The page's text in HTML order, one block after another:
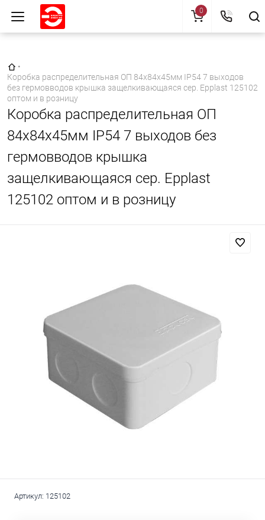
Главная страница
•
Коробка распределительная ОП 84х84х45мм IP54 7 выходов
без гермовводов крышка защелкивающаяся сер. Epplast 125102
оптом и в розницу
Коробка распределительная ОП
84х84х45мм IP54 7 выходов без
гермовводов крышка
защелкивающаяся сер. Epplast
125102 оптом и в розницу
Артикул: 125102
0